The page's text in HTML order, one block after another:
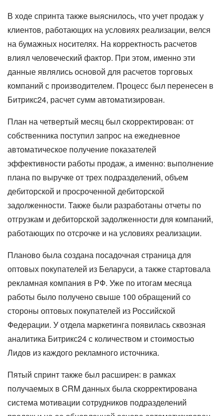
В ходе спринта также выяснилось, что учет продаж у
клиентов, работающих на условиях реализации, велся
на бумажных носителях. На корректность расчетов
влиял человеческий фактор. При этом, именно эти
данные являлись основой для расчетов торговых
компаний с производителем. Процесс был перенесен в
Битрикс24, расчет сумм автоматизирован.
План на четвертый месяц был скорректирован: от
собственника поступил запрос на ежедневное
автоматическое получение показателей
эффективности работы продаж, а именно: выполнение
плана по выручке от трех подразделений, объем
дебиторской и просроченной дебиторской
задолженности. Также были разработаны отчеты по
отгрузкам и дебиторской задолженности для компаний,
работающих по отсрочке и на условиях реализации.
Планово была создана посадочная страница для
оптовых покупателей из Беларуси, а также стартовала
рекламная компания в РФ. Уже по итогам месяца
работы было получено свыше 100 обращений со
стороны оптовых покупателей из Российской
Федерации. У отдела маркетинга появилась сквозная
аналитика Битрикс24 с количеством и стоимостью
Лидов из каждого рекламного источника.
Пятый спринт также был расширен: в рамках
получаемых в CRM данных была скорректирована
система мотивации сотрудников подразделений